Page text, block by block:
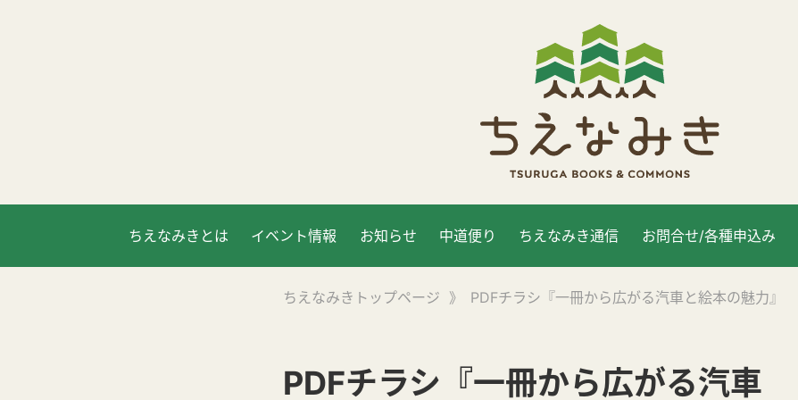
ちえなみきとは イベント情報 お知らせ 中道便り ちえなみき通信 お問合せ/各種申込み
ちえなみきトップページ 》 PDFチラシ『一冊から広がる汽車と絵本の魅力』
PDFチラシ『一冊から広がる汽車